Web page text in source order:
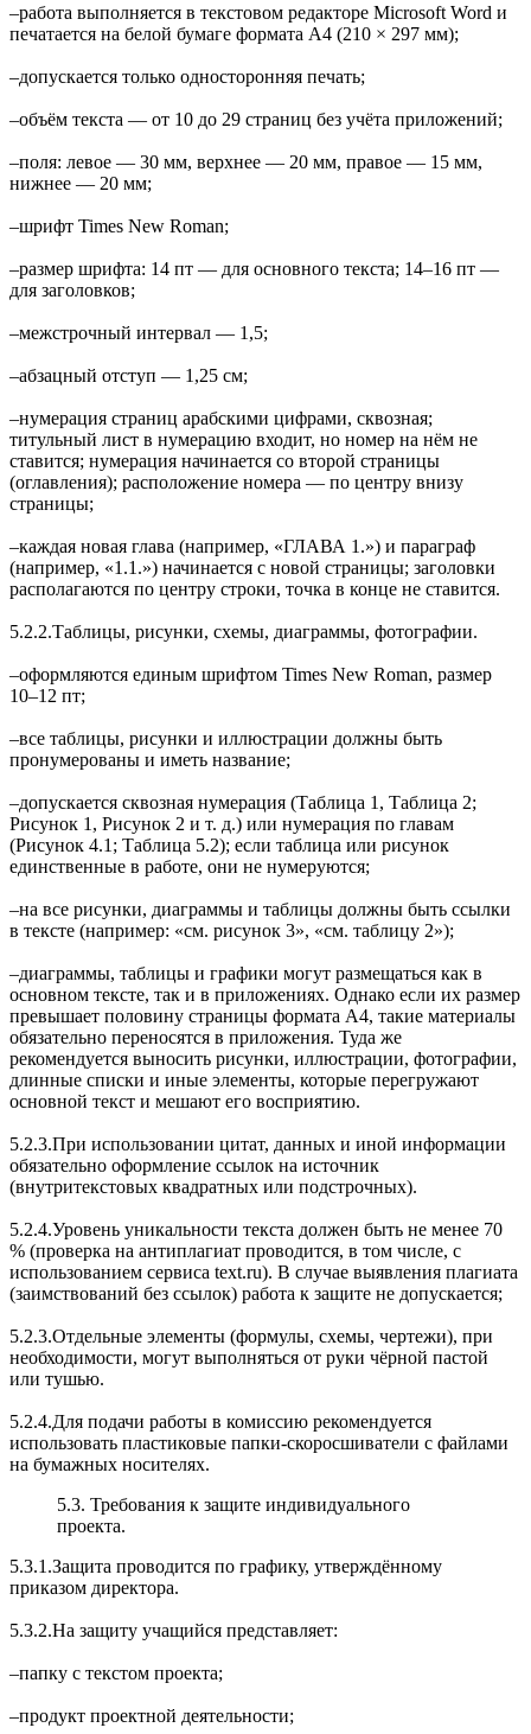
‒работа выполняется в текстовом редакторе Microsoft Word и
печатается на белой бумаге формата А4 (210 × 297 мм);
‒допускается только односторонняя печать;
‒объём текста — от 10 до 29 страниц без учёта приложений;
‒поля: левое — 30 мм, верхнее — 20 мм, правое — 15 мм,
нижнее — 20 мм;
‒шрифт Times New Roman;
‒размер шрифта: 14 пт — для основного текста; 14–16 пт —
для заголовков;
‒межстрочный интервал — 1,5;
‒абзацный отступ — 1,25 см;
‒нумерация страниц арабскими цифрами, сквозная;
титульный лист в нумерацию входит, но номер на нём не
ставится; нумерация начинается со второй страницы
(оглавления); расположение номера — по центру внизу
страницы;
‒каждая новая глава (например, «ГЛАВА 1.») и параграф
(например, «1.1.») начинается с новой страницы; заголовки
располагаются по центру строки, точка в конце не ставится.
5.2.2.Таблицы, рисунки, схемы, диаграммы, фотографии.
‒оформляются единым шрифтом Times New Roman, размер
10–12 пт;
‒все таблицы, рисунки и иллюстрации должны быть
пронумерованы и иметь название;
‒допускается сквозная нумерация (Таблица 1, Таблица 2;
Рисунок 1, Рисунок 2 и т. д.) или нумерация по главам
(Рисунок 4.1; Таблица 5.2); если таблица или рисунок
единственные в работе, они не нумеруются;
‒на все рисунки, диаграммы и таблицы должны быть ссылки
в тексте (например: «см. рисунок 3», «см. таблицу 2»);
‒диаграммы, таблицы и графики могут размещаться как в
основном тексте, так и в приложениях. Однако если их размер
превышает половину страницы формата А4, такие материалы
обязательно переносятся в приложения. Туда же
рекомендуется выносить рисунки, иллюстрации, фотографии,
длинные списки и иные элементы, которые перегружают
основной текст и мешают его восприятию.
5.2.3.При использовании цитат, данных и иной информации
обязательно оформление ссылок на источник
(внутритекстовых квадратных или подстрочных).
5.2.4.Уровень уникальности текста должен быть не менее 70
% (проверка на антиплагиат проводится, в том числе, с
использованием сервиса text.ru). В случае выявления плагиата
(заимствований без ссылок) работа к защите не допускается;
5.2.3.Отдельные элементы (формулы, схемы, чертежи), при
необходимости, могут выполняться от руки чёрной пастой
или тушью.
5.2.4.Для подачи работы в комиссию рекомендуется
использовать пластиковые папки-скоросшиватели с файлами
на бумажных носителях.
5.3. Требования к защите индивидуального
проекта.
5.3.1.Защита проводится по графику, утверждённому
приказом директора.
5.3.2.На защиту учащийся представляет:
‒папку с текстом проекта;
‒продукт проектной деятельности;